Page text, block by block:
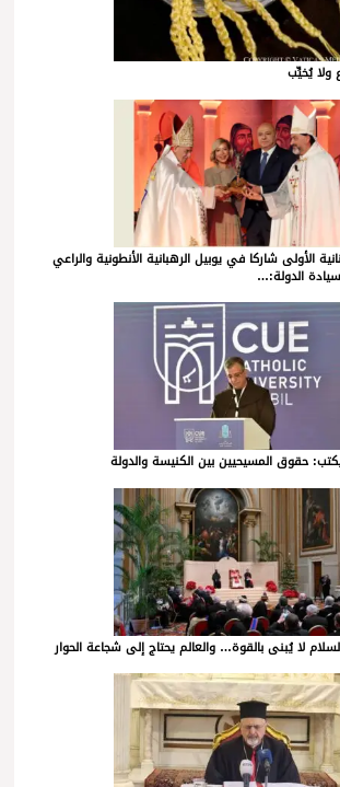
ولا يُخيِّب
الأولى شاركا في يوبيل الرهبانية الأنطونية والراعي
الدولة:…
حقوق المسيحيين بين الكنيسة والدولة
السلام لا يُبنى بالقوة… والعالم يحتاج إلى شجاعة الحوار